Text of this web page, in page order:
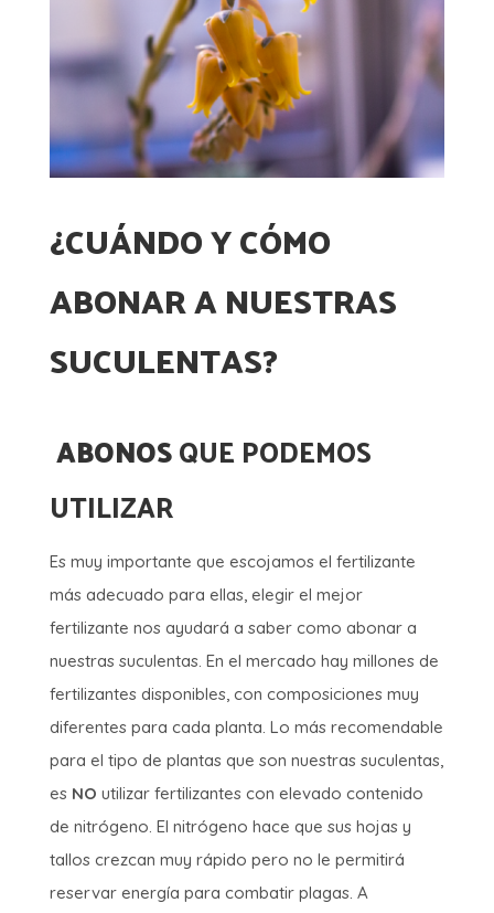
¿CUÁNDO Y CÓMO
ABONAR A NUESTRAS
SUCULENTAS?
ABONOSQUE PODEMOS
UTILIZAR
Es muy importante que escojamos el fertilizante
más adecuado para ellas, elegir el mejor
fertilizante nos ayudará a saber como abonar a
nuestras suculentas. En el mercado hay millones de
fertilizantes disponibles, con composiciones muy
diferentes para cada planta. Lo más recomendable
para el tipo de plantas que son nuestras suculentas,
es NO utilizar fertilizantes con elevado contenido
de nitrógeno. El nitrógeno hace que sus hojas y
tallos crezcan muy rápido pero no le permitirá
reservar energía para combatir plagas. A